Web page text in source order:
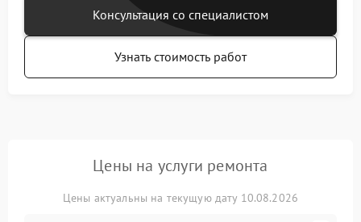
Консультация со специалистом
Узнать стоимость работ
Цены на услуги ремонта
Цены актуальны на текущую дату 10.08.2026